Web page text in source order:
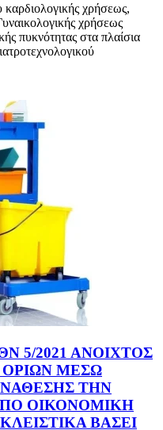
χρήσεως,
χρήσεως
πυκνότητας στα πλαίσια
5/2021 ΑΝΟΙΧΤΟΣ
ΜΕΣΩ
ΤΗΝ
ΟΙΚΟΝΟΜΙΚΗ
ΒΑΣΕΙ